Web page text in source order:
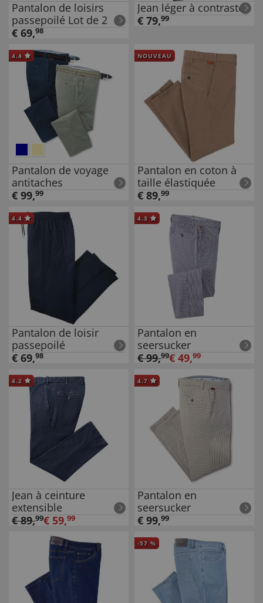
Pantalon de loisirs
passepoilé Lot de 2
€ 69,98
Jean léger à contrastes
€ 79,99
4.4
Pantalon de voyage
antitaches
€ 99,99
NOUVEAU
Pantalon en coton à
taille élastiquée
€ 89,99
4.4
Pantalon de loisir
passepoilé
€ 69,98
4.3
Pantalon en
seersucker
€99,99€ 49,99
4.2
Jean à ceinture
extensible
€89,99€ 59,99
4.7
Pantalon en
seersucker
€ 99,99
-57 %